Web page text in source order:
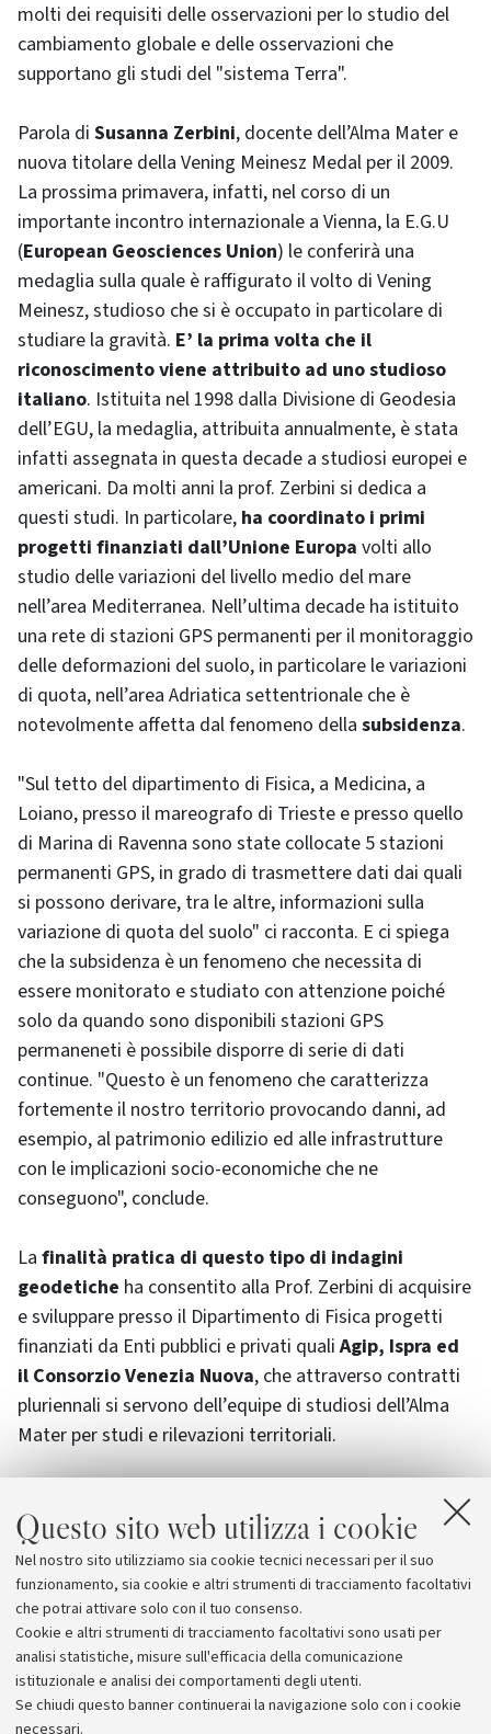
Questo sito web utilizza i cookie
Nel nostro sito utilizziamo sia cookie tecnici necessari per il suo
funzionamento, sia cookie e altri strumenti di tracciamento facoltativi
che potrai attivare solo con il tuo consenso.
Cookie e altri strumenti di tracciamento facoltativi sono usati per
analisi statistiche, misure sull'efficacia della comunicazione
istituzionale e analisi dei comportamenti degli utenti.
Se chiudi questo banner continuerai la navigazione solo con i cookie
necessari.
molti dei requisiti delle osservazioni per lo studio del
cambiamento globale e delle osservazioni che
supportano gli studi del "sistema Terra".
Parola di Susanna Zerbini, docente dell’Alma Mater e
nuova titolare della Vening Meinesz Medal per il 2009.
La prossima primavera, infatti, nel corso di un
importante incontro internazionale a Vienna, la E.G.U
(European Geosciences Union) le conferirà una
medaglia sulla quale è raffigurato il volto di Vening
Meinesz, studioso che si è occupato in particolare di
studiare la gravità. E’ la prima volta che il
riconoscimento viene attribuito ad uno studioso
italiano. Istituita nel 1998 dalla Divisione di Geodesia
dell’EGU, la medaglia, attribuita annualmente, è stata
infatti assegnata in questa decade a studiosi europei e
americani. Da molti anni la prof. Zerbini si dedica a
questi studi. In particolare, ha coordinato i primi
progetti finanziati dall’Unione Europa volti allo
studio delle variazioni del livello medio del mare
nell’area Mediterranea. Nell’ultima decade ha istituito
una rete di stazioni GPS permanenti per il monitoraggio
delle deformazioni del suolo, in particolare le variazioni
di quota, nell’area Adriatica settentrionale che è
notevolmente affetta dal fenomeno della subsidenza.
"Sul tetto del dipartimento di Fisica, a Medicina, a
Loiano, presso il mareografo di Trieste e presso quello
di Marina di Ravenna sono state collocate 5 stazioni
permanenti GPS, in grado di trasmettere dati dai quali
si possono derivare, tra le altre, informazioni sulla
variazione di quota del suolo" ci racconta. E ci spiega
che la subsidenza è un fenomeno che necessita di
essere monitorato e studiato con attenzione poiché
solo da quando sono disponibili stazioni GPS
permaneneti è possibile disporre di serie di dati
continue. "Questo è un fenomeno che caratterizza
fortemente il nostro territorio provocando danni, ad
esempio, al patrimonio edilizio ed alle infrastrutture
con le implicazioni socio-economiche che ne
conseguono", conclude.
La finalità pratica di questo tipo di indagini
geodetiche ha consentito alla Prof. Zerbini di acquisire
e sviluppare presso il Dipartimento di Fisica progetti
finanziati da Enti pubblici e privati qualiAgip, Ispra ed
il Consorzio Venezia Nuova, che attraverso contratti
pluriennali si servono dell’equipe di studiosi dell’Alma
Mater per studi e rilevazioni territoriali.
Allegati
EUG